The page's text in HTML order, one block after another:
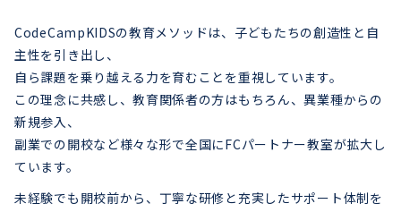
CodeCampKIDSの教育メソッドは、子どもたちの創造性と自
主性を引き出し、
自ら課題を乗り越える力を育むことを重視しています。
この理念に共感し、教育関係者の方はもちろん、異業種からの
新規参入、
副業での開校など様々な形で全国にFCパートナー教室が拡大し
ています。
未経験でも開校前から、丁寧な研修と充実したサポート体制を